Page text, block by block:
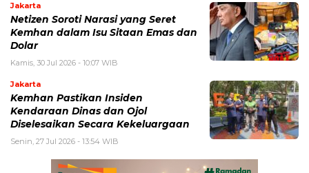
Jakarta
Netizen Soroti Narasi yang Seret
Kemhan dalam Isu Sitaan Emas dan
Dolar
Kamis, 30 Jul 2026 - 10:07 WIB
Jakarta
Kemhan Pastikan Insiden
Kendaraan Dinas dan Ojol
Diselesaikan Secara Kekeluargaan
Senin, 27 Jul 2026 - 13:54 WIB